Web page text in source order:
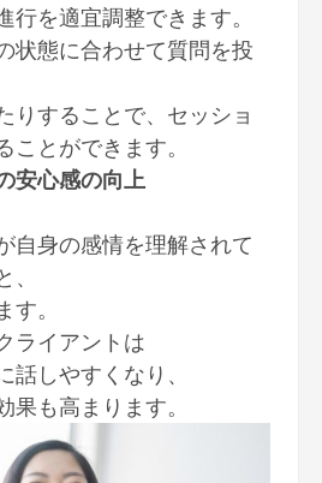
行を適宜調整できます。
状態に合わせて質問を投
りすることで、セッショ
ことができます。
安心感の向上
自身の感情を理解されて
。
ライアントは
話しやすくなり、
果も高まります。